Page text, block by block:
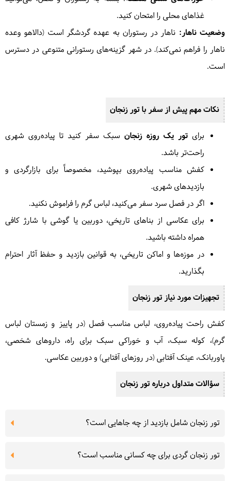
غذاهای محلی را امتحان کنید.
وضعیت ناهار: ناهار در رستوران به عهده گردشگر است (دالاهو وعده
ناهار را فراهم نمی‌کند). در شهر گزینه‌های رستورانی متنوعی در دسترس
است.
نکات مهم پیش از سفر با تور زنجان
برای تور یک روزه زنجان سبک سفر کنید تا پیاده‌روی شهری
راحت‌تر باشد.
کفش مناسب پیاده‌روی بپوشید، مخصوصاً برای بازارگردی و
بازدیدهای شهری.
اگر در فصل سرد سفر می‌کنید، لباس گرم را فراموش نکنید.
برای عکاسی از بناهای تاریخی، دوربین یا گوشی با شارژ کافی
همراه داشته باشید.
در موزه‌ها و اماکن تاریخی، به قوانین بازدید و حفظ آثار احترام
بگذارید.
تجهیزات مورد نیاز تور زنجان
کفش راحت پیاده‌روی، لباس مناسب فصل (در پاییز و زمستان لباس
گرم)، کوله سبک، آب و خوراکی سبک برای راه، داروهای شخصی،
پاوربانک، عینک آفتابی (در روزهای آفتابی) و دوربین عکاسی.
سؤالات متداول درباره تور زنجان
تور زنجان شامل بازدید از چه جاهایی است؟
تور زنجان گردی برای چه کسانی مناسب است؟